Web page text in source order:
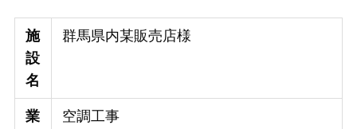
施
設
名
群馬県内某販売店様
業
空調工事